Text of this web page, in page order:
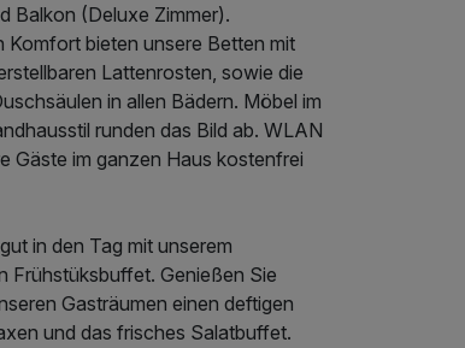
Balkon (Deluxe Zimmer).
Komfort bieten unsere Betten mit
Lattenrosten, sowie die
in allen Bädern. Möbel im
runden das Bild ab. WLAN
Gäste im ganzen Haus kostenfrei
in den Tag mit unserem
Frühstüksbuffet. Genießen Sie
Gasträumen einen deftigen
und das frisches Salatbuffet.